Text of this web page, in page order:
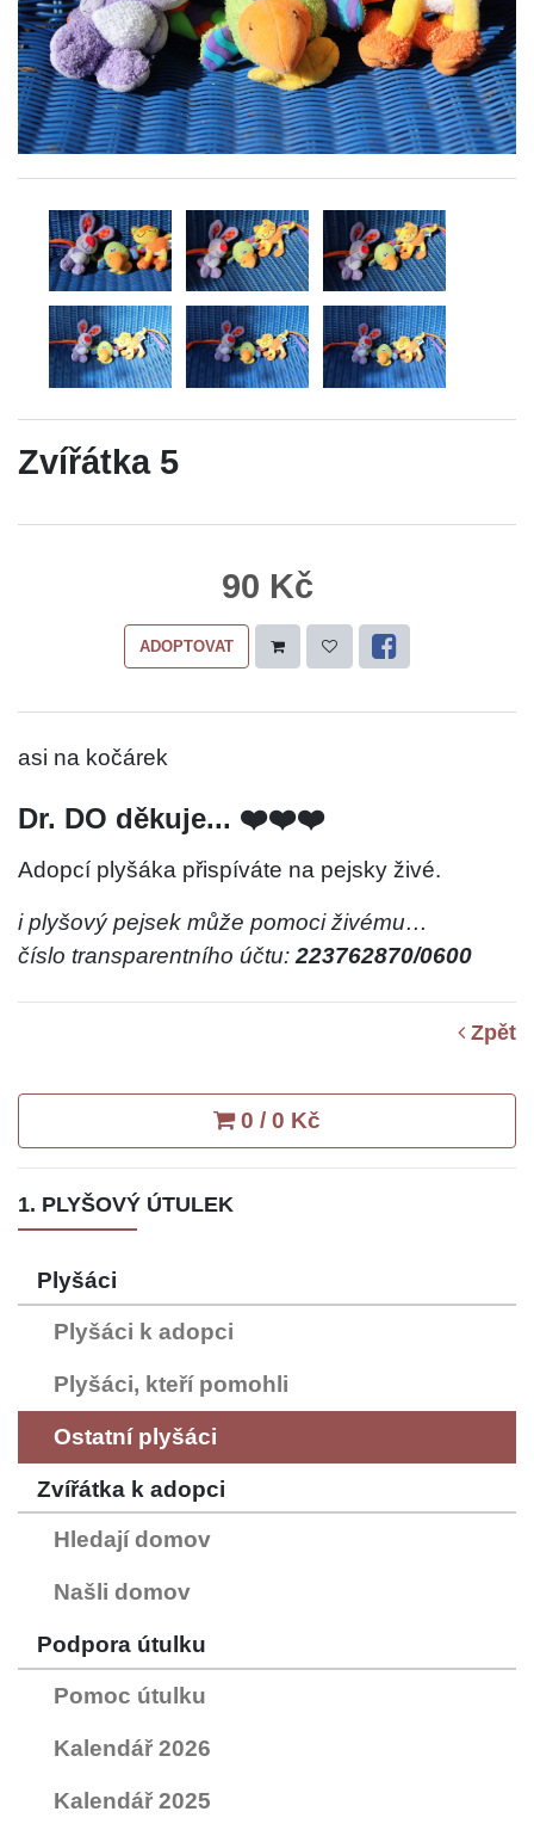
Zvířátka 5
90 Kč
ADOPTOVAT
asi na kočárek
Dr. DO děkuje... ❤️❤️❤️
Adopcí plyšáka přispíváte na pejsky živé.
i plyšový pejsek může pomoci živému…
číslo transparentního účtu:223762870/0600
Zpět
0 / 0 Kč
1. PLYŠOVÝ ÚTULEK
Plyšáci
Plyšáci k adopci
Plyšáci, kteří pomohli
Ostatní plyšáci
Zvířátka k adopci
Hledají domov
Našli domov
Podpora útulku
Pomoc útulku
Kalendář 2026
Kalendář 2025